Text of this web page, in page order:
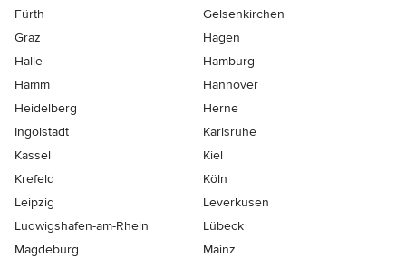
Fürth
Gelsenkirchen
Graz
Hagen
Halle
Hamburg
Hamm
Hannover
Heidelberg
Herne
Ingolstadt
Karlsruhe
Kassel
Kiel
Krefeld
Köln
Leipzig
Leverkusen
Ludwigshafen-am-Rhein
Lübeck
Magdeburg
Mainz